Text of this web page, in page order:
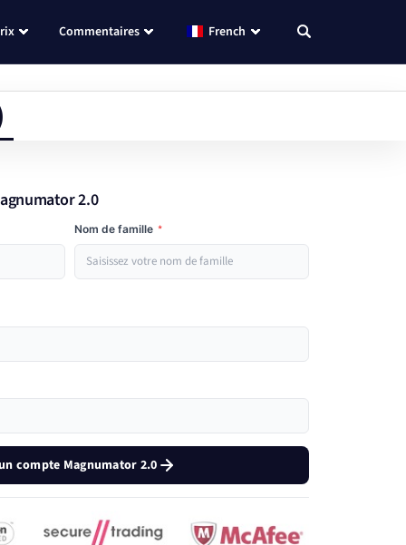
Commentaires French
2.0
Nom de famille *
compte Magnumator 2.0